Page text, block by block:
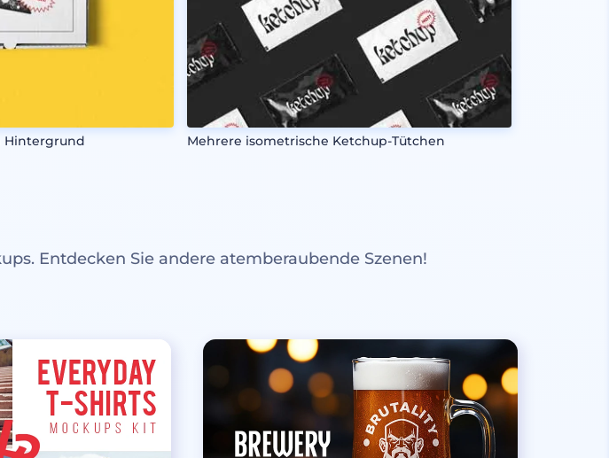
Hintergrund Mehrere isometrische Ketchup-Tütchen
Entdecken Sie andere atemberaubende Szenen!